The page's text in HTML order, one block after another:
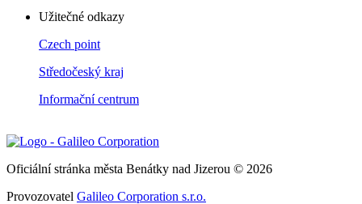
Užitečné odkazy
Czech point
Středočeský kraj
Informační centrum
Oficiální stránka města Benátky nad Jizerou © 2026
Provozovatel Galileo Corporation s.r.o.